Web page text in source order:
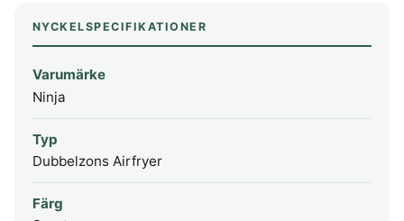
NYCKELSPECIFIKATIONER
Varumärke
Ninja
Typ
Dubbelzons Airfryer
Färg